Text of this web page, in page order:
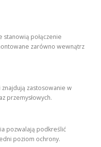
stanowią połączenie
zarówno wewnątrz
zastosowanie w
przemysłowych.
pozwalają podkreślić
poziom ochrony.